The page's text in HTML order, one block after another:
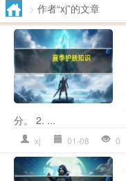
> 作者“xj”的文章
分。 2. ...
xj 01-08 0